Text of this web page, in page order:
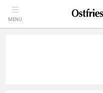
MENÜ